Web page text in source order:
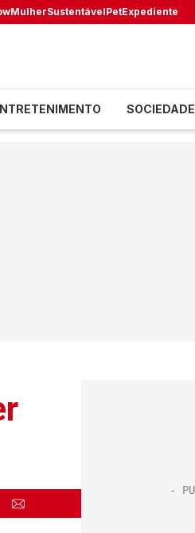
MulherSustentávelPetExpediente
SOCIEDADE